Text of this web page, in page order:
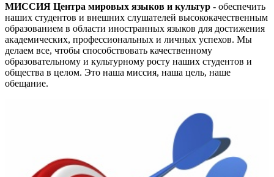
МИССИЯ Центра мировых языков и культур - обеспечить
наших студентов и внешних слушателей высококачественным
образованием в области иностранных языков для достижения
академических, профессиональных и личных успехов. Мы
делаем все, чтобы способствовать качественному
образовательному и культурному росту наших студентов и
общества в целом. Это наша миссия, наша цель, наше
обещание.